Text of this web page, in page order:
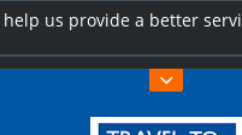
help us provide a better